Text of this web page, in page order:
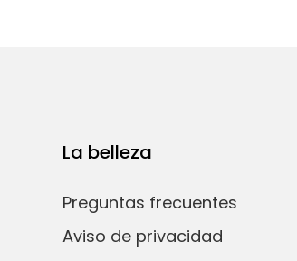
La belleza
Preguntas frecuentes
Aviso de privacidad